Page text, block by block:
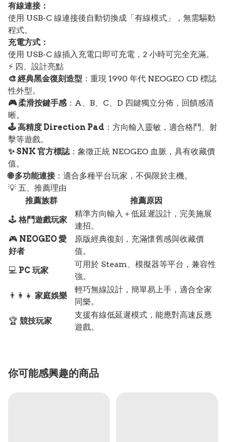
有線連接：
使用 USB-C 線連接後自動切換成「有線模式」，無需驅動
程式。
充電方式：
使用 USB-C 線插入充電口即可充電，2 小時可完全充滿。
⚡ 四、設計亮點
🎨 經典黑金復刻造型 ：重現 1990 年代 NEOGEO CD 標誌
性外型。
🎮 柔滑按鍵手感：A、B、C、D 四鍵獨立分佈，回饋感清
晰。
🕹️ 高精度 Direction Pad ：方向輸入靈敏，適合格鬥、射
擊等遊戲。
✨ SNK 官方標誌：象徵正統 NEOGEO 血脈，具有收藏價
值。
🌐 多功能連接：適合多種平台玩家，不侷限於主機。
💡 五、推薦理由
推薦族群
推薦原因
🕹️ 格鬥遊戲玩家
精準方向輸入＋低延遲設計，完美施展
連招。
🎮 NEOGEO 愛
好者
原版經典復刻，充滿懷舊感與收藏價
值。
💻 PC 玩家
可用於 Steam、模擬器等平台，兼容性
強。
👨‍👩‍👧 家庭娛樂
輕巧無線設計，簡單易上手，適合全家
同樂。
🏆 競技玩家
支援有線低延遲模式，能應對高速反應
遊戲。
你可能感興趣的商品